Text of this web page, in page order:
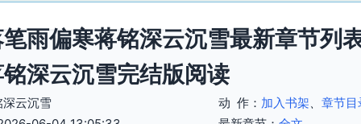
雨偏寒蒋铭深云沉雪最新章节列
深云沉雪完结版阅读
云沉雪 动 作： 加入书架、 章节目